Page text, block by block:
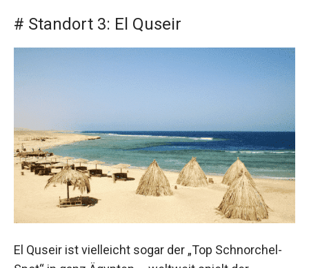
# Standort 3: El Quseir
El Quseir ist vielleicht sogar der „Top Schnorchel-